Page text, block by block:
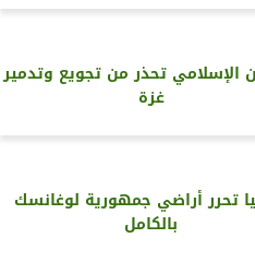
الإسلامي تحذر من تجويع وتدمير
غزة
تحرر أراضي جمهورية لوغانسك
بالكامل